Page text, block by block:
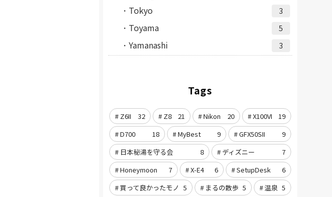
Tokyo 3
Toyama 5
Yamanashi 3
Tags
Z6II 32 Z8 21 Nikon 20 X100VI
19
D700
18 MyBest 9 GFX50SII
9
日本秘湯を守る会
8 ディズニー
7
Honeymoon
7 X-E4 6 SetupDesk
6
買って良かったモノ 5 まるの散歩 5 温泉 5